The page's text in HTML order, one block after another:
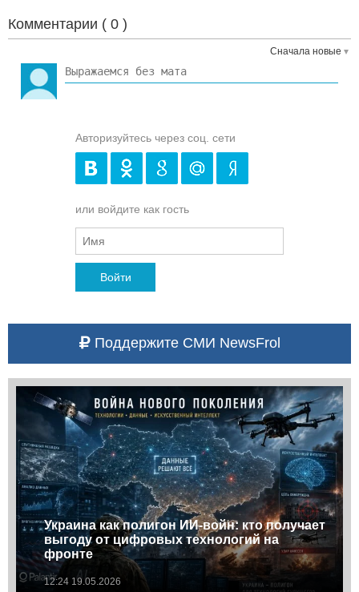
Комментарии ( 0 )
Сначала новые
Авторизуйтесь через соц. сети
или войдите как гость
Войти
Поддержите СМИ NewsFrol
Украина как полигон ИИ-войн: кто получает
выгоду от цифровых технологий на
фронте
12:24 19.05.2026